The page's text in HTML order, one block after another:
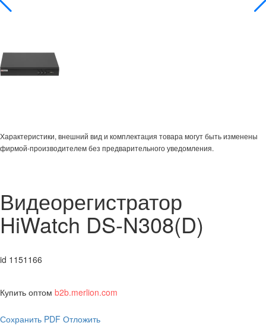
Характеристики, внешний вид и комплектация товара могут быть изменены
фирмой-производителем без предварительного уведомления.
Видеорегистратор
HiWatch DS-N308(D)
id 1151166
Купить оптом b2b.merlion.com
Сохранить PDF Отложить